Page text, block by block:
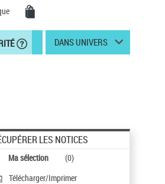
DANS UNIVERS
LES NOTICES
Ma sélection (0)
Télécharger/Imprimer